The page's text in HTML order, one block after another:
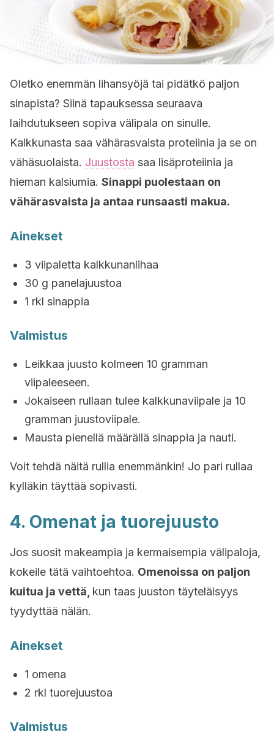
Oletko enemmän lihansyöjä tai pidätkö paljon
sinapista? Siinä tapauksessa seuraava
laihdutukseen sopiva välipala on sinulle.
Kalkkunasta saa vähärasvaista proteiinia ja se on
vähäsuolaista. Juustosta saa lisäproteiinia ja
hieman kalsiumia. Sinappi puolestaan on
vähärasvaista ja antaa runsaasti makua.
Ainekset
3 viipaletta kalkkunanlihaa
30 g panelajuustoa
1 rkl sinappia
Valmistus
Leikkaa juusto kolmeen 10 gramman
viipaleeseen.
Jokaiseen rullaan tulee kalkkunaviipale ja 10
gramman juustoviipale.
Mausta pienellä määrällä sinappia ja nauti.
Voit tehdä näitä rullia enemmänkin! Jo pari rullaa
kylläkin täyttää sopivasti.
4. Omenat ja tuorejuusto
Jos suosit makeampia ja kermaisempia välipaloja,
kokeile tätä vaihtoehtoa. Omenoissa on paljon
kuitua ja vettä, kun taas juuston täyteläisyys
tyydyttää nälän.
Ainekset
1 omena
2 rkl tuorejuustoa
Valmistus